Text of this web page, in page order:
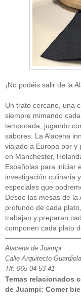
¡No podéis salir de la
Un trato cercano, una
siempre mimando
temporada, jugando
sabores. La Alacena
viajado a Europa por y
en Manchester,
Españolas para iniciar
investigación culinaria
especiales que
Desde las mesas de
profundo de cada
trabajan y preparan
componen cada plato
Alacena de Juampi
Calle Arquitecto
Tlf: 965 04 53 41
Temas relacionados
de Juampi: Comer